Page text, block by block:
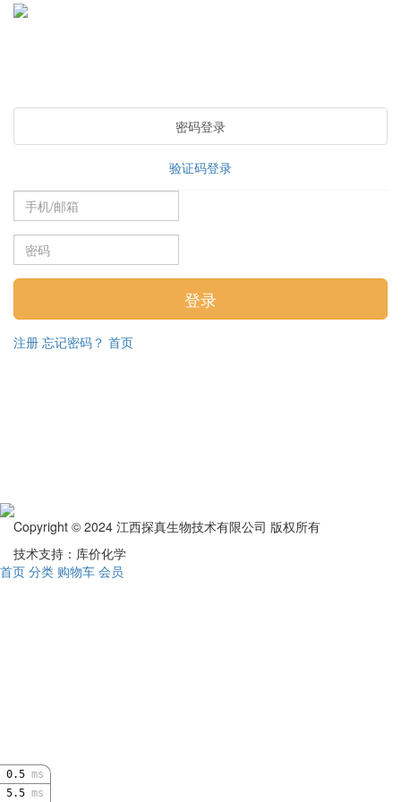
密码登录
验证码登录
注册 忘记密码？ 首页
Copyright © 2024 江西探真生物技术有限公司 版权所有
技术支持：库价化学
首页 分类 购物车 会员
0.5 ms
5.5 ms